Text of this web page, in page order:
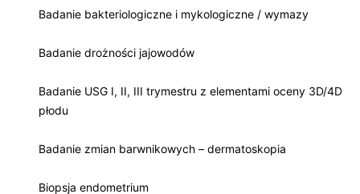
Badanie bakteriologiczne i mykologiczne / wymazy
Badanie drożności jajowodów
Badanie USG I, II, III trymestru z elementami oceny 3D/4D
płodu
Badanie zmian barwnikowych – dermatoskopia
Biopsja endometrium